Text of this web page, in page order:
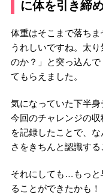
に体を引き締
体重はそこまで落ち
うれしいですね。太
のか？」と突っ込ん
てもらえました。
気になっていた下半身
今回のチャレンジの
を記録したことで、
さをきちんと認識する
それにしても…もっと
ることができたかも